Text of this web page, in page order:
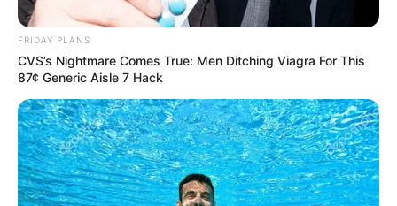
Posted
in
Friss hírek
Donald Trump üzent Orbán
Viktornak: ezt mondta!
bySzerző • March 27, 2026
FRIDAY PLANS
CVS’s Nightmare Comes True: Men Ditching Viagra For This
87¢ Generic Aisle 7 Hack